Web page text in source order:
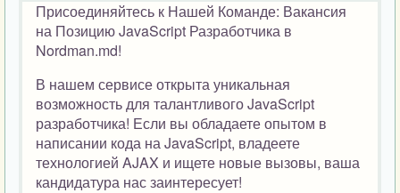
Присоединяйтесь к Нашей Команде: Вакансия
на Позицию JavaScript Разработчика в
Nordman.md!
В нашем сервисе открыта уникальная
возможность для талантливого JavaScript
разработчика! Если вы обладаете опытом в
написании кода на JavaScript, владеете
технологией AJAX и ищете новые вызовы, ваша
кандидатура нас заинтересует!